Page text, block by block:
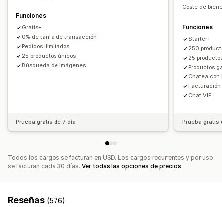
Países Bajos
Portugal Reino Unido
Preparación general Múltiples envíos
Actualizaciones en tiempo real
Seguimiento de pedidos
Funciones
Gratis+
0% de tarifa de transacción
Pedidos ilimitados
25 productos únicos
Búsqueda de imágenes
Prueba gratis de 7 día
Coste de
Funciones
Starter+
250
25
Productos
Chatea con
Chat VIP
Prueba gratis
Todos los cargos se facturan en USD. Los cargos recurrentes y por uso
se facturan cada 30 días. Ver todas las opciones de precios
Reseñas (576)